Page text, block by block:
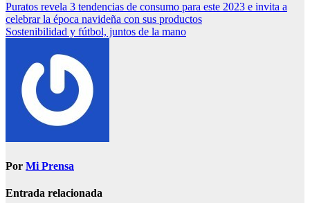
Puratos revela 3 tendencias de consumo para este 2023 e invita a
celebrar la época navideña con sus productos
Sostenibilidad y fútbol, juntos de la mano
Por Mi Prensa
Entrada relacionada